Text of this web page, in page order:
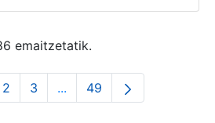
emaitzetatik.
Orrialdea
2 Orrialdea
3 ...Intermediate Pages Use
Orrialdea
49